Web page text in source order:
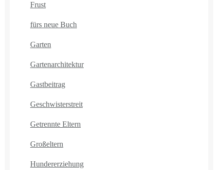
Frust
fürs neue Buch
Garten
Gartenarchitektur
Gastbeitrag
Geschwisterstreit
Getrennte Eltern
Großeltern
Hundererziehung